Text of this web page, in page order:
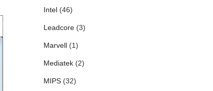
Intel(46)
Leadcore(3)
Marvell(1)
Mediatek(2)
MIPS(32)